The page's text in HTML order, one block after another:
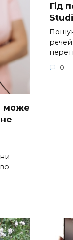
може
Гід
речей
0